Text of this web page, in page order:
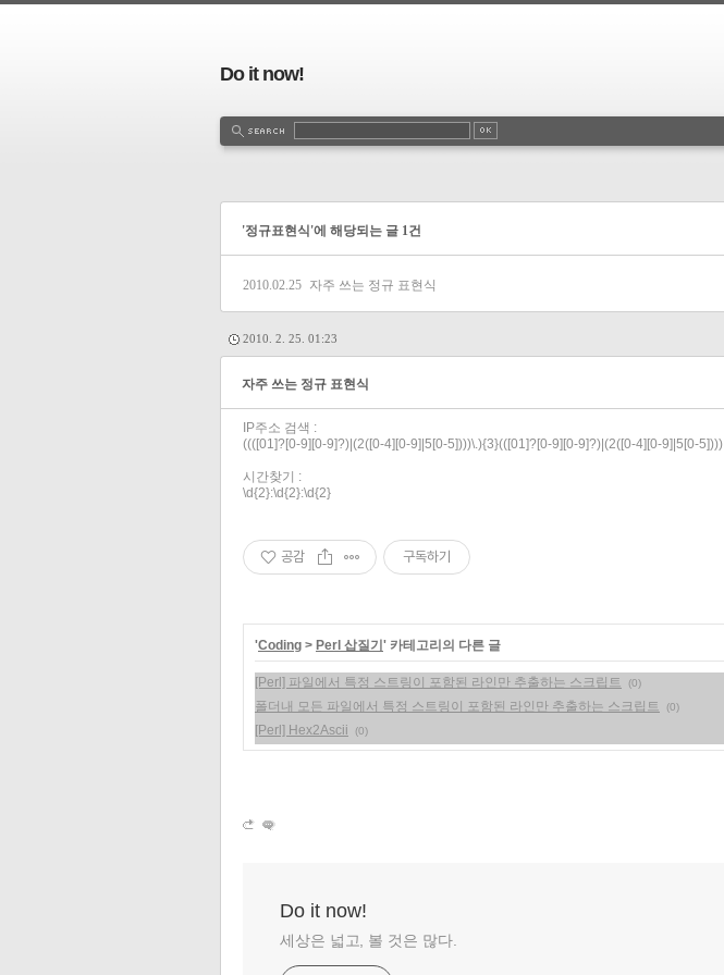
Do it now!
'정규표현식'에 해당되는 글 1건
2010.02.25 자주 쓰는 정규 표현식
2010. 2. 25. 01:23
자주 쓰는 정규 표현식
IP주소 검색 :
((([01]?[0-9][0-9]?)|(2([0-4][0-9]|5[0-5])))\.){3}(([01]?[0-9][0-9]?)|(2([0-4][0-9]|5[0-5])))
시간찾기 :
\d{2}:\d{2}:\d{2}
공감 구독하기
'Coding > Perl 삽질기 ' 카테고리의 다른 글
[Perl] 파일에서 특정 스트링이 포함된 라인만 추출하는 스크립트 (0)
폴더내 모든 파일에서 특정 스트링이 포함된 라인만 추출하는 스크립트 (0)
[Perl] Hex2Ascii (0)
Do it now!
세상은 넓고, 볼 것은 많다.